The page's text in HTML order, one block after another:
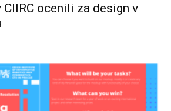
CIIRC ocenili za design v